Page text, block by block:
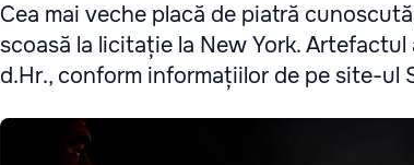
Cea mai veche placă de piatră
scoasă la licitație la New York.
d.Hr., conform informațiilor de pe site-ul